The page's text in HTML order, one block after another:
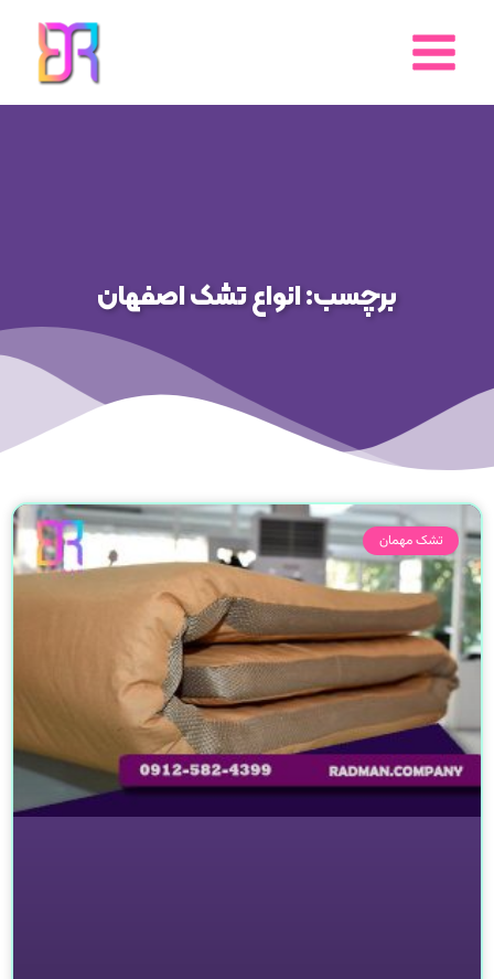
محتوا
برچسب: انواع تشک اصفهان
تشک مهمان